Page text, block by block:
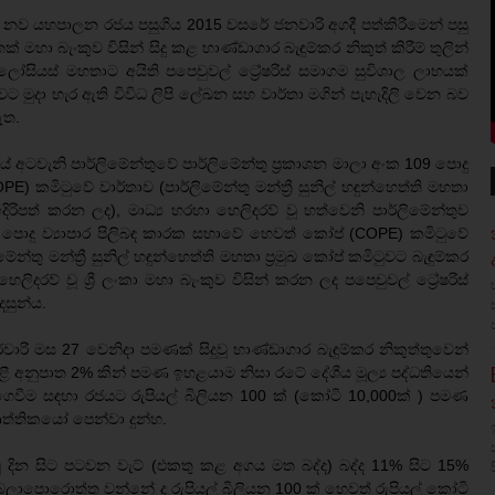
යහපාලන රජය පසුගිය 2015 වසරේ ජනවාරි අගදී පත්කිරීමෙන් පසු
මහා බැංකුව විසින් සිදු කළ භාණ්ඩාගාර බැඳුම්කර නිකුත් කිරීම් තුලින්
මහතාට අයිති පපෙචුවල් ට්‍රේෂරිස් සමාගම සුවිශාල ලාභයක්
මුදා හැර ඇති විවිධ ලිපි ලේඛන සහ වාර්තා මගින් පැහැදිලි වෙන බව
අටවැනි පාර්ලිමේන්තුවේ පාර්ලිමේන්තු ප්‍රකාශන මාලා අංක 109 පොදු
කමිටුවේ වාර්තාව (පාර්ලිමේන්තු මන්ත්‍රී සුනිල් හඳුන්හෙත්ති මහතා
කරන ලද), මාධ්‍ය හරහා හෙලිදරව් වූ හත්වෙනි පාර්ලිමේන්තුව
ව්‍යාපාර පිලිබඳ කාරක සභාවේ හෙවත් කෝප් (COPE) කමිටුවේ
මන්ත්‍රී සුනිල් හඳුන්හෙත්ති මහතා ප්‍රමුඛ කෝප් කමිටුවට බැඳුම්කර
වූ ශ්‍රී ලංකා මහා බැංකුව විසින් කරන ලද පපෙචුවල් ට්‍රේෂරිස්
මස 27 වෙනිදා පමණක් සිදුවූ භාණ්ඩාගාර බැඳුම්කර නිකුත්තුවෙන්
2% කින් පමණ ඉහළයාම නිසා රටේ දේශීය මූල්‍ය පද්ධතියෙන්
සඳහා රජයට රුපියල් බිලියන 100 ක් (කෝටි 10,000ක් ) පමණ
පෙන්වා දුන්හ.
සිට පටවන වැට් (එකතු කළ අගය මත බද්ද) බද්ද 11% සිට 15%
බලාපොරොත්තු වන්නේ ද රුපියල් බිලියන 100 ක් හෙවත් රුපියල් කෝටි